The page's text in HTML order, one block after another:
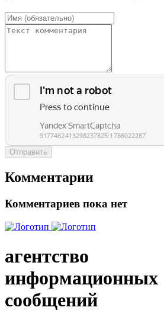
Отправить
Комментарии
Комментариев пока нет
агентство
информационных
сообщений